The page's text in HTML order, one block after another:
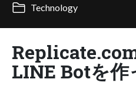
Technology
LINE Botを作